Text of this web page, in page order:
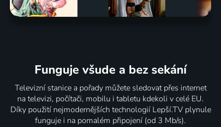
Funguje všude a bez sekání
Televizní stanice a pořady můžete sledovat přes internet
na televizi, počítači, mobilu i tabletu kdekoli v celé EU.
Díky použití nejmodernějších technologií Lepší.TV plynule
funguje i na pomalém připojení (od 3 Mb/s).